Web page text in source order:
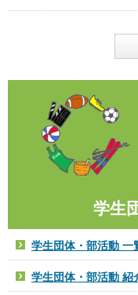
学生
学生団体・部活動 一
学生団体・部活動 紹